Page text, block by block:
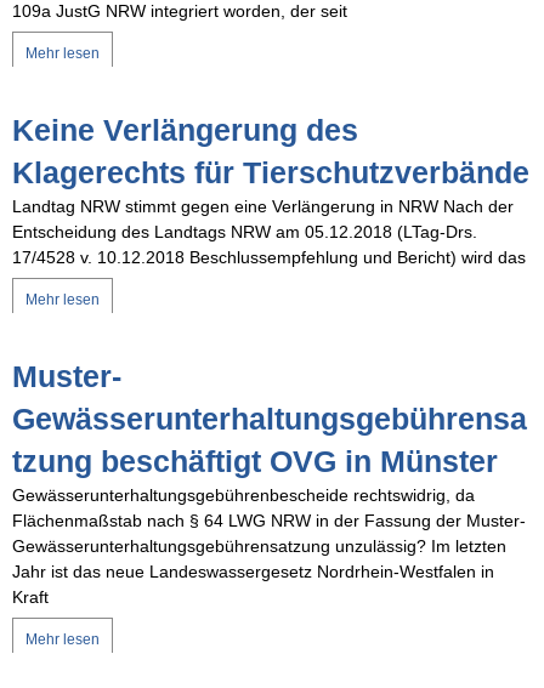
109a JustG NRW integriert worden, der seit
Mehr lesen
Keine Verlängerung des
Klagerechts für Tierschutzverbände
Landtag NRW stimmt gegen eine Verlängerung in NRW Nach der
Entscheidung des Landtags NRW am 05.12.2018 (LTag-Drs.
17/4528 v. 10.12.2018 Beschlussempfehlung und Bericht) wird das
Mehr lesen
Muster-
Gewässerunterhaltungsgebührensa
tzung beschäftigt OVG in Münster
Gewässerunterhaltungsgebührenbescheide rechtswidrig, da
Flächenmaßstab nach § 64 LWG NRW in der Fassung der Muster-
Gewässerunterhaltungsgebührensatzung unzulässig? Im letzten
Jahr ist das neue Landeswassergesetz Nordrhein-Westfalen in
Kraft
Mehr lesen